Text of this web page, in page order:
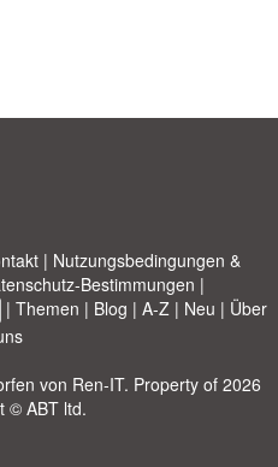
| Nutzungsbedingungen &
Bestimmungen |
| Themen | Blog | A-Z | Neu | Über
von Ren-IT. Property of 2026
© ABT ltd.